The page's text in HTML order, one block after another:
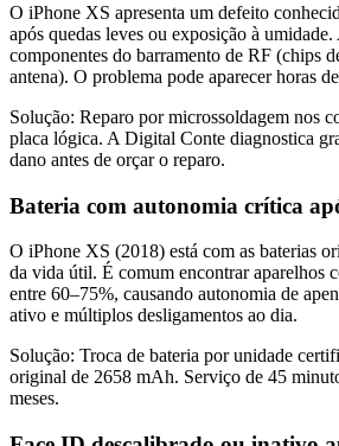
O iPhone XS apresenta um defeito
após quedas leves ou exposição à
componentes do barramento de RF (chips
antena). O problema pode aparecer horas
Solução: Reparo por microssoldagem nos
placa lógica. A Digital Conte diagnostica
dano antes de orçar o reparo.
Bateria com autonomia crítica
O iPhone XS (2018) está com as baterias
da vida útil. É comum encontrar aparelhos
entre 60–75%, causando autonomia de
ativo e múltiplos desligamentos ao dia.
Solução: Troca de bateria por unidade
original de 2658 mAh. Serviço de 45
meses.